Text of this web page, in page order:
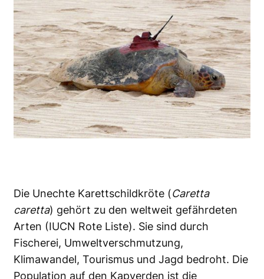
Die Unechte Karettschildkröte (Caretta
caretta) gehört zu den weltweit gefährdeten
Arten (IUCN Rote Liste). Sie sind durch
Fischerei, Umweltverschmutzung,
Klimawandel, Tourismus und Jagd bedroht. Die
Population auf den Kapverden ist die